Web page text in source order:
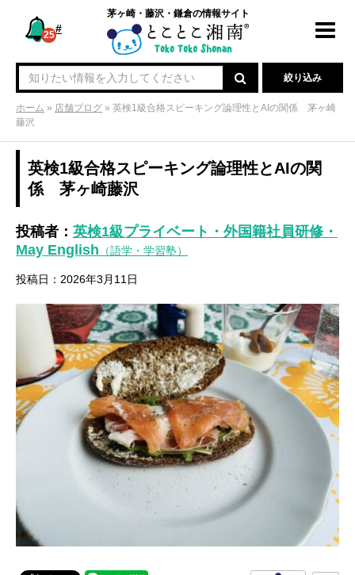
#
25
茅ヶ崎・藤沢・鎌倉の情報サイト
絞り込み
ホーム » 店舗ブログ » 英検1級合格スピーキング論理性とAIの関係 茅ヶ崎
藤沢
英検1級合格スピーキング論理性とAIの関
係 茅ヶ崎藤沢
投稿者： 英検1級プライベート・外国籍社員研修・
May English （語学・学習塾）
投稿日：2026年3月11日